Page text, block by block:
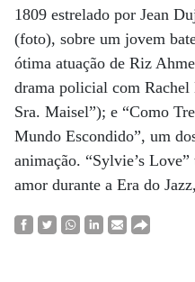
1809 estrelado por Jean
(foto), sobre um jovem
ótima atuação de Riz
drama policial com
Sra. Maisel”); e “Como
Mundo Escondido”, um
animação. “Sylvie’s
amor durante a Era do